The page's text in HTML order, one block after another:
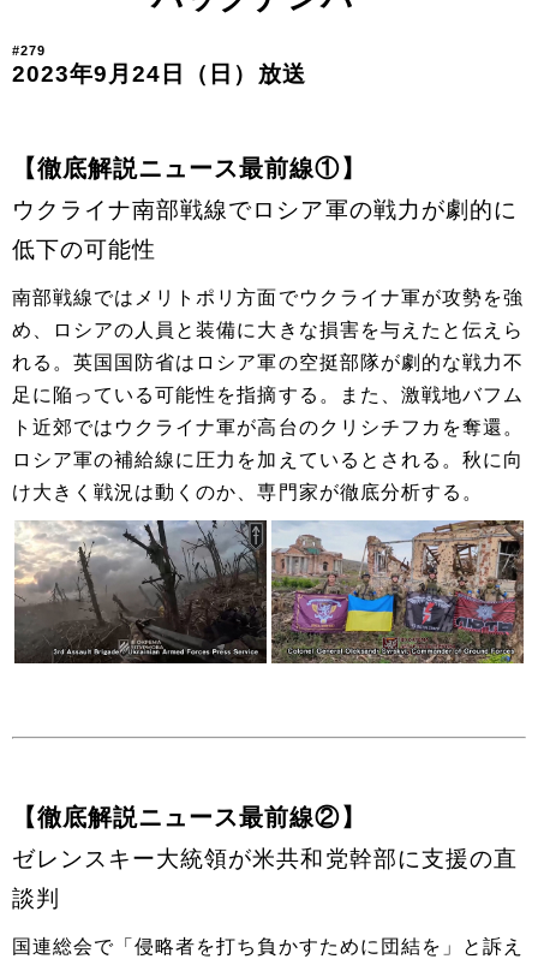
#279
2023年9月24日（日）放送
【徹底解説ニュース最前線①】
ウクライナ南部戦線でロシア軍の戦力が劇的に
低下の可能性
南部戦線ではメリトポリ方面でウクライナ軍が攻勢を強
め、ロシアの人員と装備に大きな損害を与えたと伝えら
れる。英国国防省はロシア軍の空挺部隊が劇的な戦力不
足に陥っている可能性を指摘する。また、激戦地バフム
ト近郊ではウクライナ軍が高台のクリシチフカを奪還。
ロシア軍の補給線に圧力を加えているとされる。秋に向
け大きく戦況は動くのか、専門家が徹底分析する。
【徹底解説ニュース最前線②】
ゼレンスキー大統領が米共和党幹部に支援の直
談判
国連総会で「侵略者を打ち負かすために団結を」と訴え